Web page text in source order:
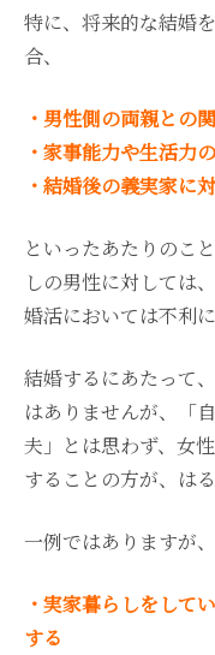
特に、将来的な結婚
合、
・男性側の両親との
・家事能力や生活力
・結婚後の義実家に
といったあたりのこ
しの男性に対しては
婚活においては不利
結婚するにあたって
はありませんが、「
夫」とは思わず、女
することの方が、は
一例ではありますが、
・実家暮らしをして
する